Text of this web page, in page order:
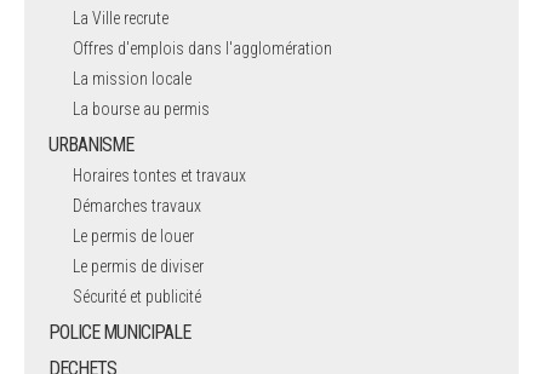
La Ville recrute
Offres d'emplois dans l'agglomération
La mission locale
La bourse au permis
URBANISME
Horaires tontes et travaux
Démarches travaux
Le permis de louer
Le permis de diviser
Sécurité et publicité
POLICE MUNICIPALE
DECHETS